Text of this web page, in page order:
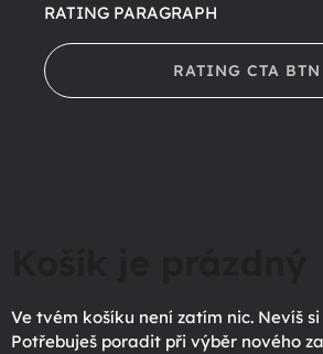
RATING PARAGRAPH
RATING CTA BTN
Ve tvém košíku není zatím nic. Nevíš
Potřebuješ poradit při výběr nového